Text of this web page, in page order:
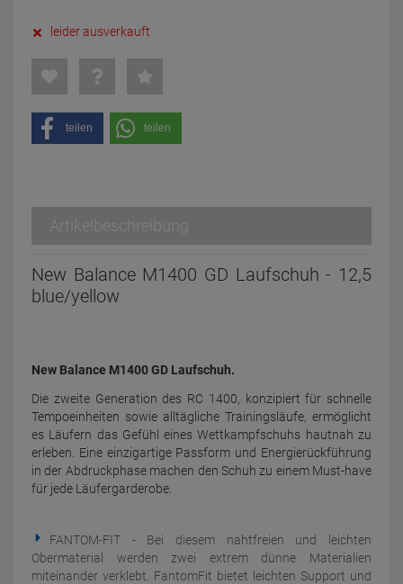
leider ausverkauft
teilen teilen
Artikelbeschreibung
New Balance M1400 GD Laufschuh - 12,5
blue/yellow
New Balance M1400 GD Laufschuh.
Die zweite Generation des RC 1400, konzipiert für schnelle
Tempoeinheiten sowie alltägliche Trainingsläufe, ermöglicht
es Läufern das Gefühl eines Wettkampfschuhs hautnah zu
erleben. Eine einzigartige Passform und Energierückführung
in der Abdruckphase machen den Schuh zu einem Must-have
für jede Läufergarderobe.
FANTOM-FIT - Bei diesem nahtfreien und leichten
Obermaterial werden zwei extrem dünne Materialien
miteinander verklebt. FantomFit bietet leichten Support und